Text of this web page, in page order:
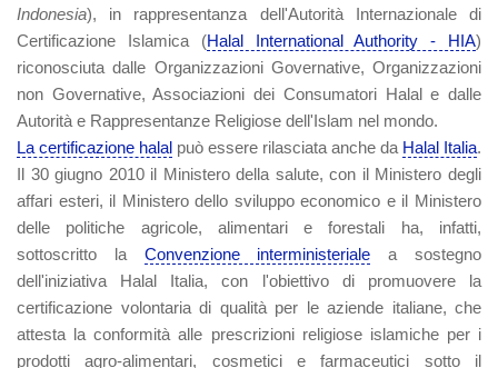
Indonesia), in rappresentanza dell'Autorità Internazionale di
Certificazione Islamica (Halal International Authority - HIA)
riconosciuta dalle Organizzazioni Governative, Organizzazioni
non Governative, Associazioni dei Consumatori Halal e dalle
Autorità e Rappresentanze Religiose dell'Islam nel mondo.
La certificazione halal può essere rilasciata anche da Halal Italia.
Il 30 giugno 2010 il Ministero della salute, con il Ministero degli
affari esteri, il Ministero dello sviluppo economico e il Ministero
delle politiche agricole, alimentari e forestali ha, infatti,
sottoscritto la Convenzione interministeriale a sostegno
dell'iniziativa Halal Italia, con l'obiettivo di promuovere la
certificazione volontaria di qualità per le aziende italiane, che
attesta la conformità alle prescrizioni religiose islamiche per i
prodotti agro-alimentari, cosmetici e farmaceutici sotto il